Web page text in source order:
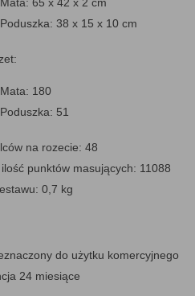
Poduszka: 38 x 15 x 10 cm
Mata: 180
Poduszka: 51
na rozecie: 48
punktów masujących: 11088
0,7 kg
do użytku komercyjnego
24 miesiące